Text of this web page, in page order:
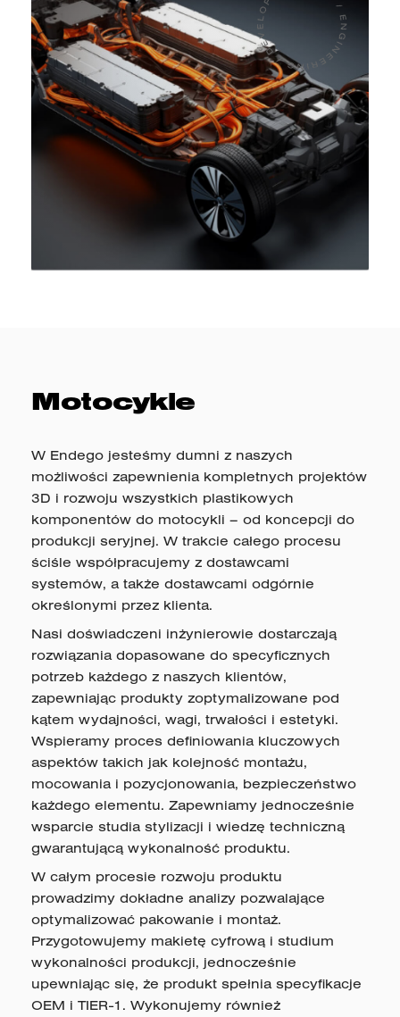
Motocykle
W Endego jesteśmy dumni z naszych
możliwości zapewnienia kompletnych projektów
3D i rozwoju wszystkich plastikowych
komponentów do motocykli – od koncepcji do
produkcji seryjnej. W trakcie całego procesu
ściśle współpracujemy z dostawcami
systemów, a także dostawcami odgórnie
określonymi przez klienta.
Nasi doświadczeni inżynierowie dostarczają
rozwiązania dopasowane do specyficznych
potrzeb każdego z naszych klientów,
zapewniając produkty zoptymalizowane pod
kątem wydajności, wagi, trwałości i estetyki.
Wspieramy proces definiowania kluczowych
aspektów takich jak kolejność montażu,
mocowania i pozycjonowania, bezpieczeństwo
każdego elementu. Zapewniamy jednocześnie
wsparcie studia stylizacji i wiedzę techniczną
gwarantującą wykonalność produktu.
W całym procesie rozwoju produktu
prowadzimy dokładne analizy pozwalające
optymalizować pakowanie i montaż.
Przygotowujemy makietę cyfrową i studium
wykonalności produkcji, jednocześnie
upewniając się, że produkt spełnia specyfikacje
OEM i TIER-1. Wykonujemy również